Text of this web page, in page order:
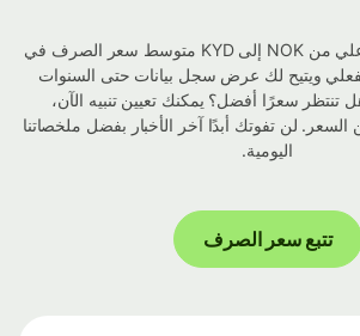
يستخدم مخططنا التفاعلي من NOK إلى KYD متوسط ​​سعر الصرف في
ويتيح لك عرض سجل بيانات حتى السنوات
سعرًا أفضل؟ يمكنك تعيين تنبيه الآن،
لن تفوتك أبدًا آخر الأخبار بفضل ملخصاتنا
اليومية.
تتبع سعر الصرف